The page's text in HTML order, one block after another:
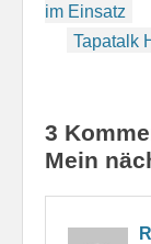
im Einsatz
Tapatalk
3
Mein